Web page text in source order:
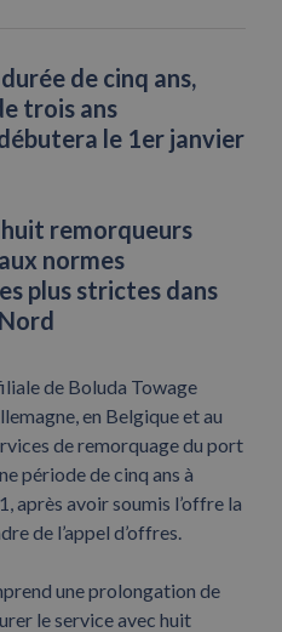
de cinq ans,
trois ans
le 1er janvier
remorqueurs
normes
plus strictes dans
de Boluda Towage
en Belgique et au
de remorquage du port
période de cinq ans à
après avoir soumis l’offre la
de l’appel d’offres.
une prolongation de
le service avec huit